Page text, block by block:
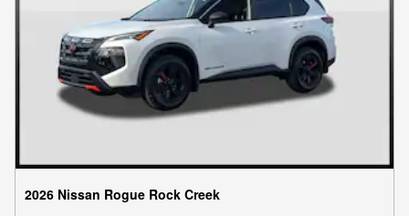
2026 Nissan Rogue Rock Creek